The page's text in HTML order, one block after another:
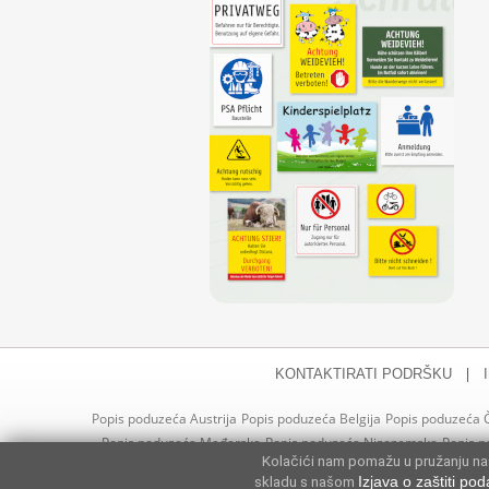
KONTAKTIRATI PODRŠKU |
Popis poduzeća Austrija Popis poduzeća Belgija Popis poduzeća
Popis poduzeća Mađarska Popis poduzeća Nizozemska Popis
poduzeća Slovačka Popis poduzeća
Kolačići nam pomažu u pružanju
skladu s našom Izjava o zaštiti